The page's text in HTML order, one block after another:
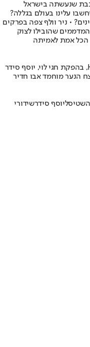
עלינו בעולם בגללה?
• ניר וולף צפה בפרקים
שהובילו לצוק
הכל אמת לאמיתה
צפו: טריילר ראשון לסדרה "הנערים" של HBO, בהפקת חגי לוי, יוסף סידר
הנער מוחמד אבו חדיר
שטיסליוסף סידרשידורי